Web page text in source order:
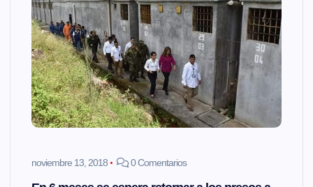
noviembre 13, 2018 0 Comentarios